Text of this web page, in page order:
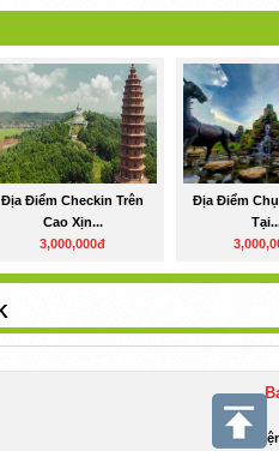
Địa Điểm Checkin Trên
Cao Xịn...
3,000,000đ
Địa Điểm